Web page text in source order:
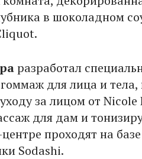
в шоколадном
разработал
для лица и тела,
за лицом от Nicole
для дам и
проходят на
Sodashi.